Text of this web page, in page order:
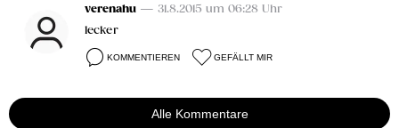
verenahu — 31.8.2015 um 06:28 Uhr
lecker
KOMMENTIEREN GEFÄLLT MIR
Alle Kommentare